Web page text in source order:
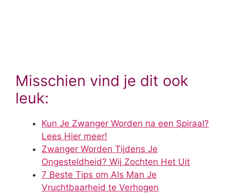
Misschien vind je dit ook
leuk:
Kun Je Zwanger Worden na een Spiraal?
Lees Hier meer!
Zwanger Worden Tijdens Je
Ongesteldheid? Wij Zochten Het Uit
7 Beste Tips om Als Man Je
Vruchtbaarheid te Verhogen